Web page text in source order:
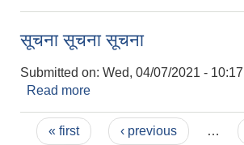
सूचना सूचना सूचना
Submitted on: Wed, 04/07/2021 - 10:17
Read more
Pages
« first ‹ previous …